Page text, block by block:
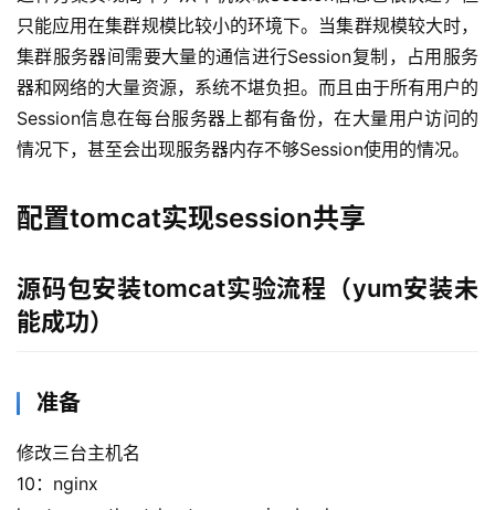
只能应用在集群规模比较小的环境下。当集群规模较大时，
集群服务器间需要大量的通信进行Session复制，占用服务
器和网络的大量资源，系统不堪负担。而且由于所有用户的
Session信息在每台服务器上都有备份，在大量用户访问的
情况下，甚至会出现服务器内存不够Session使用的情况。
配置tomcat实现session共享
源码包安装tomcat实验流程（yum安装未
能成功）
准备
修改三台主机名
10：nginx